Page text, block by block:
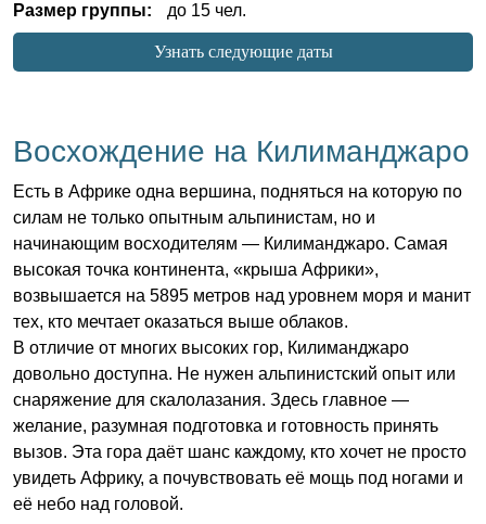
Размер группы:
до 15 чел.
Узнать следующие даты
Восхождение на Килиманджаро
Есть в Африке одна вершина, подняться на которую по
силам не только опытным альпинистам, но и
начинающим восходителям — Килиманджаро. Самая
высокая точка континента, «крыша Африки»,
возвышается на 5895 метров над уровнем моря и манит
тех, кто мечтает оказаться выше облаков.
В отличие от многих высоких гор, Килиманджаро
довольно доступна. Не нужен альпинистский опыт или
снаряжение для скалолазания. Здесь главное —
желание, разумная подготовка и готовность принять
вызов. Эта гора даёт шанс каждому, кто хочет не просто
увидеть Африку, а почувствовать её мощь под ногами и
её небо над головой.